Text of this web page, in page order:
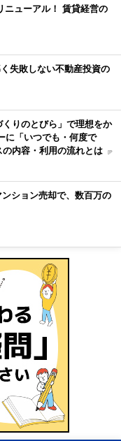
ニューアル！ 賃貸経営の
失敗しない不動産投資の
りのとびら」で理想をか
に「いつでも・何度で
内容・利用の流れとは [P
ンション売却で、数百万の